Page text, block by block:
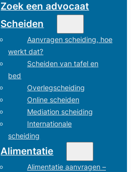
Zoek een advocaat
Scheiden
Aanvragen scheiding, hoe
werkt dat?
Scheiden van tafel en
bed
Overlegscheiding
Online scheiden
Mediation scheiding
Internationale
scheiding
Alimentatie
Alimentatie aanvragen –